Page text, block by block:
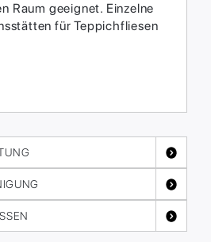
Raum geeignet. Einzelne
für Teppichfliesen